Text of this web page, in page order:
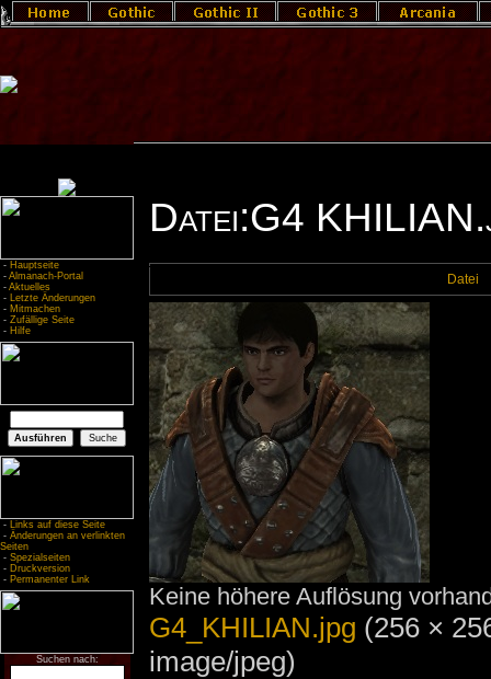
- Hauptseite
- Almanach-Portal
- Aktuelles
- Letzte Änderungen
- Mitmachen
- Zufällige Seite
- Hilfe
- Links auf diese Seite
- Änderungen an verlinkten
Seiten
- Spezialseiten
- Druckversion
- Permanenter Link
Suchen nach:
Datei:G4
Datei
Keine höhere Auflösung
G4_KHILIAN.jpg (256 ×
image/jpeg)